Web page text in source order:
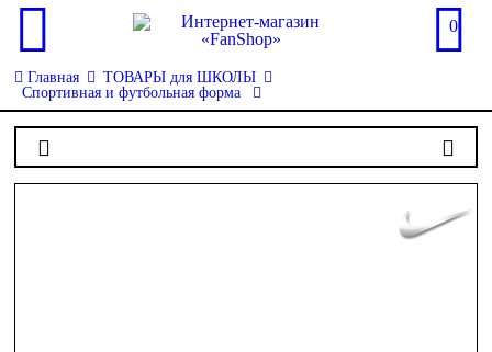
0
Главная
ТОВАРЫ для ШКОЛЫ
Спортивная и футбольная форма